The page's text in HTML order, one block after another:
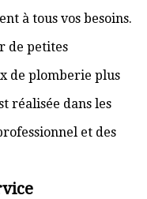
à tous vos besoins.
de petites
de plomberie plus
réalisée dans les
et des